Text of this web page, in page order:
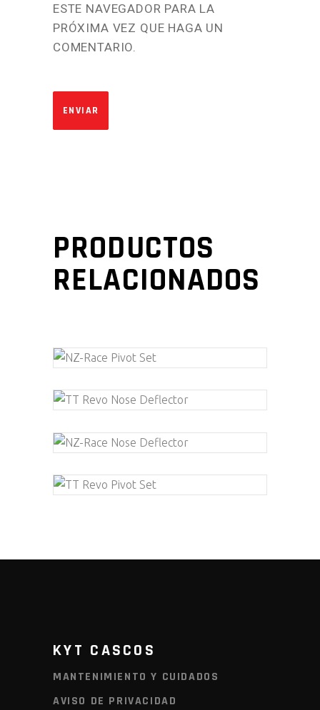
ESTE NAVEGADOR PARA LA
PRÓXIMA VEZ QUE HAGA UN
COMENTARIO.
PRODUCTOS
RELACIONADOS
KYT CASCOS
MANTENIMIENTO Y CUIDADOS
AVISO DE PRIVACIDAD